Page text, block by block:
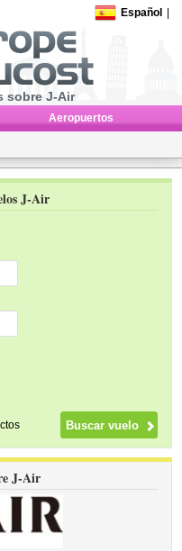
Español
sobre J-Air
Aeropuertos
J-Air
J-Air